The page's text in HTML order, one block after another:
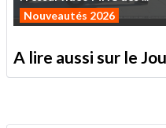
Nouveautés 2026
A lire aussi sur le